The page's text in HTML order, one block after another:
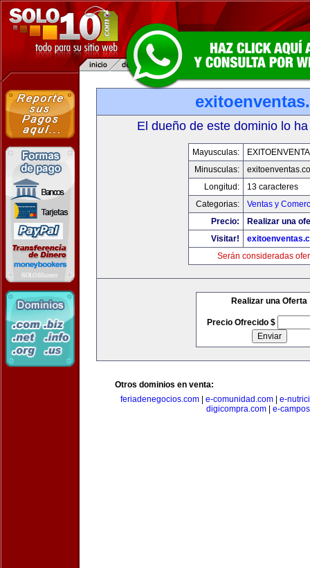
El dueño de este dominio lo
Mayusculas:
Minusculas:
Longitud:
13 caracteres
Categorias:
Ventas y
Precio:
Realizar una
Visitar!
Serán consideradas
Realizar una Oferta
Precio Ofrecido $
Otros dominios en venta:
feriadenegocios.com| e-comunidad.com| e-
digicompra.com
e-